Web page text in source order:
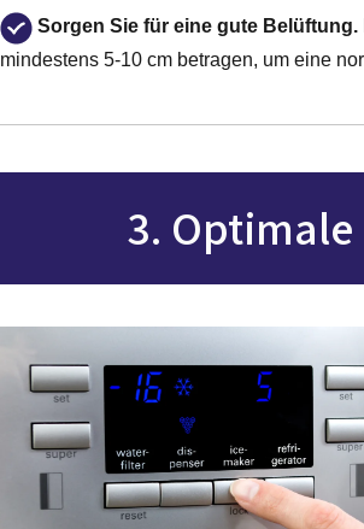
Sorgen Sie für eine gute Belüftung.
mindestens 5-10 cm betragen, um eine
3.